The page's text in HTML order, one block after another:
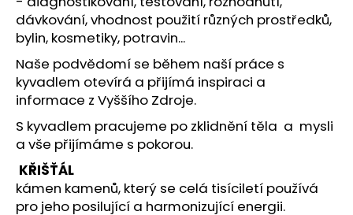
dávkování, vhodnost použití různých prostředků,
bylin, kosmetiky, potravin...
Naše podvědomí se během naší práce s
kyvadlem otevírá a přijímá inspiraci a
informace z Vyššího Zdroje.
S kyvadlem pracujeme po zklidnění těla a mysli
a vše přijímáme s pokorou.
KŘIŠŤÁL
kámen kamenů, který se celá tisíciletí používá
pro jeho posilující a harmonizující energii.
j
e
m
e
NÁRAMEK
APATIT
295
Kč